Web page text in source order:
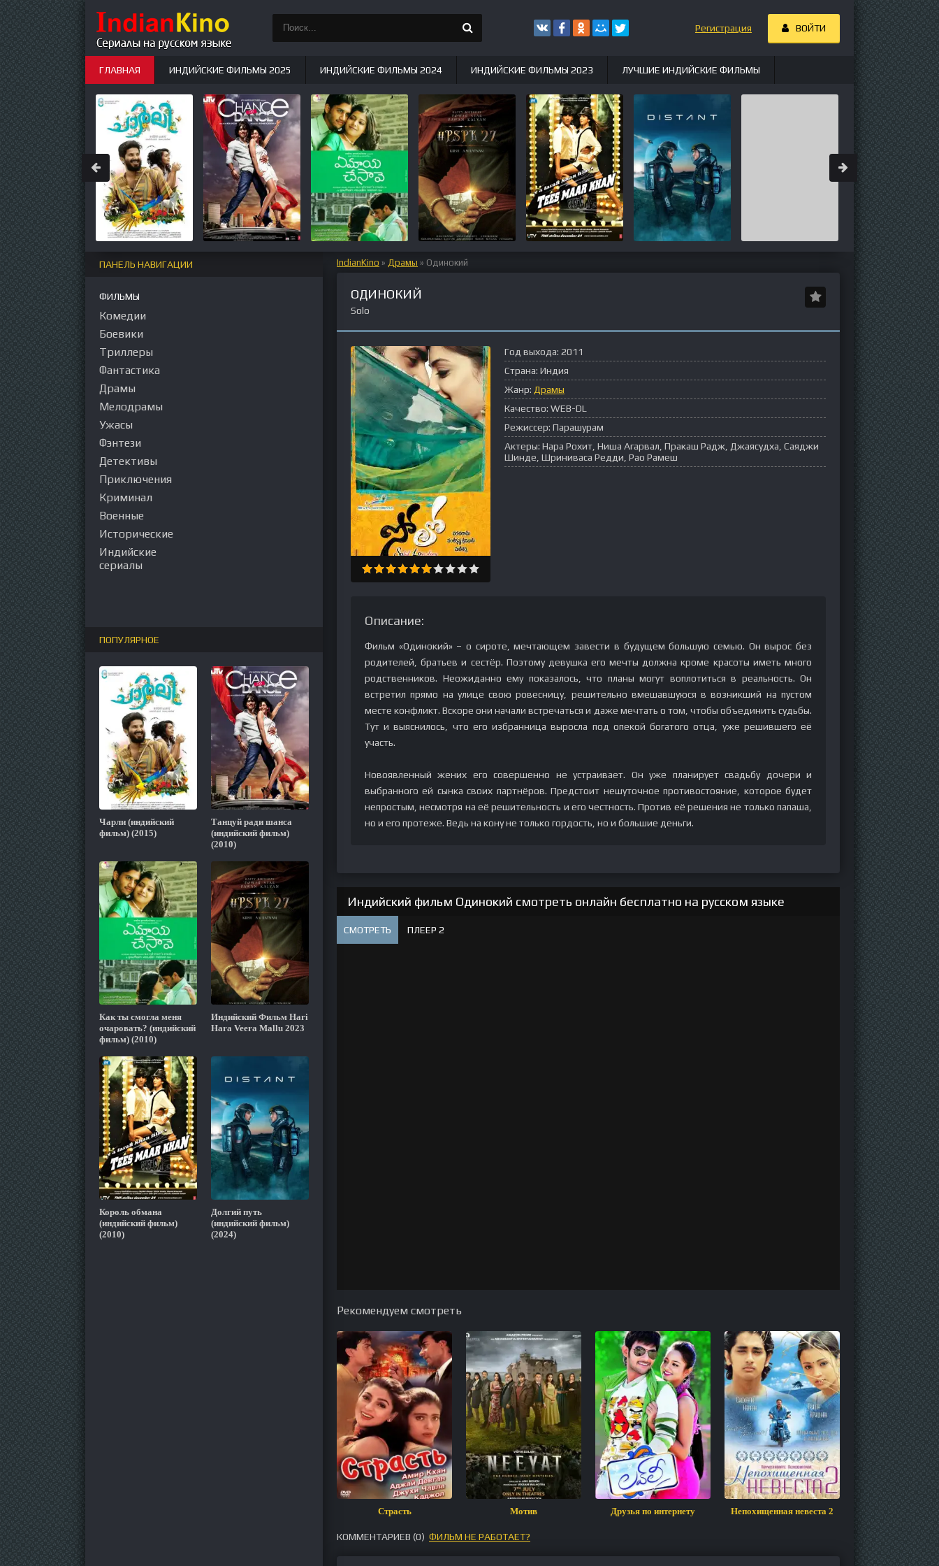
IndianKino » Драмы » Одинокий
ОДИНОКИЙ
Solo
Год выхода: 2011
Страна: Индия
Жанр: Драмы
Качество: WEB-DL
Режиссер: Парашурам
Актеры: Нара Рохит, Ниша Агарвал, Пракаш Радж, Джаясудха, Саяджи
Шинде, Шриниваса Редди, Рао Рамеш
Описание:
Фильм «Одинокий» – о сироте, мечтающем завести в будущем большую семью. Он вырос без
родителей, братьев и сестёр. Поэтому девушка его мечты должна кроме красоты иметь много
родственников. Неожиданно ему показалось, что планы могут воплотиться в реальность. Он
встретил прямо на улице свою ровесницу, решительно вмешавшуюся в возникший на пустом
месте конфликт. Вскоре они начали встречаться и даже мечтать о том, чтобы объединить судьбы.
Тут и выяснилось, что его избранница выросла под опекой богатого отца, уже решившего её
участь.
Новоявленный жених его совершенно не устраивает. Он уже планирует свадьбу дочери и
выбранного ей сынка своих партнёров. Предстоит нешуточное противостояние, которое будет
непростым, несмотря на её решительность и его честность. Против её решения не только папаша,
но и его протеже. Ведь на кону не только гордость, но и большие деньги.
Индийский фильм Одинокий смотреть онлайн бесплатно на русском языке
СМОТРЕТЬ ПЛЕЕР 2
Рекомендуем смотреть
Страсть Мотив Друзья по интернету Непохищенная невеста 2 Демонесса
КОММЕНТАРИЕВ (0) ФИЛЬМ НЕ РАБОТАЕТ?
ПАНЕЛЬ НАВИГАЦИИ
ФИЛЬМЫ
Комедии
Боевики
Триллеры
Фантастика
Драмы
Мелодрамы
Ужасы
Фэнтези
Детективы
Приключения
Криминал
Военные
Исторические
Индийские
сериалы
ПОПУЛЯРНОЕ
Чарли (индийский
фильм) (2015)
Танцуй ради шанса
(индийский фильм)
(2010)
Как ты смогла меня
очаровать? (индийский
фильм) (2010)
Индийский Фильм Hari
Hara Veera Mallu 2023
Король обмана
(индийский фильм)
(2010)
Долгий путь
(индийский фильм)
(2024)
Регистрация ВОЙТИ
ГЛАВНАЯ ИНДИЙСКИЕ ФИЛЬМЫ 2025 ИНДИЙСКИЕ ФИЛЬМЫ 2024 ИНДИЙСКИЕ ФИЛЬМЫ 2023 ЛУЧШИЕ ИНДИЙСКИЕ ФИЛЬМЫ
ИНДИЙСКИЕ СЕРИАЛЫ НОВЫЕ